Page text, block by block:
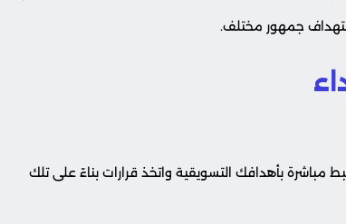
استهداف جمهور مختلف.
مباشرة بأهدافك التسويقية واتخذ قرارات بناءً على تلك